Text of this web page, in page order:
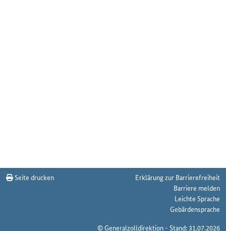
Seite drucken
Erklärung zur Barrierefreiheit
Barriere melden
Leichte Sprache
Gebärdensprache
© Generalzolldirektion - Stand: 31.07.2026